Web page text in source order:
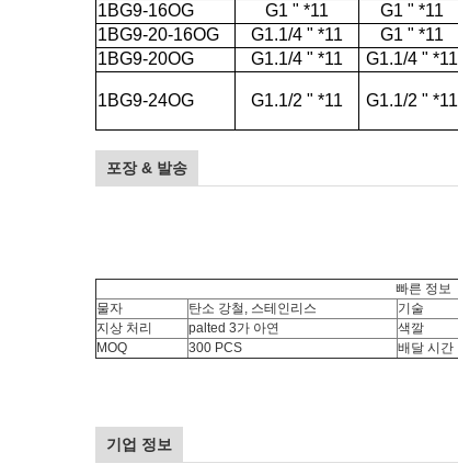
1BG9-16OG
G1 " *11 G1 " *11
1BG9-20-16OG
G1.1/4 " *11 G1 " *11
1BG9-20OG
G1.1/4 " *11 G1.1/4 " *11
1BG9-24OG G1.1/2 " *11 G1.1/2 " *11
포장 & 발송
빠른 정보
물자
탄소 강철, 스테인리스 기술
지상 처리
palted 3가 아연 색깔
MOQ
300 PCS 배달 시간
기업 정보